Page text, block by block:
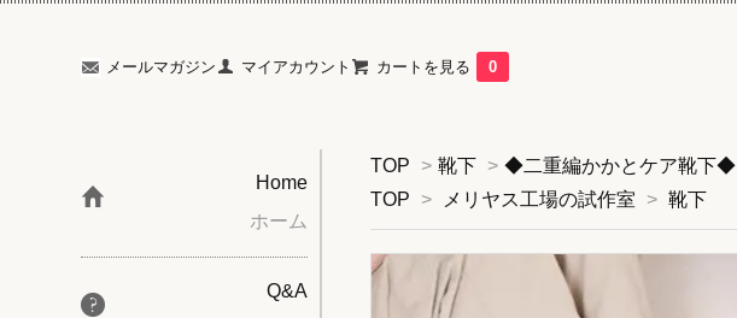
メールマガジン マイアカウント カートを見る 0
TOP > 靴下 > ◆二重編かかとケア靴下◆
TOP
> メリヤス工場の試作室 > 靴下
Home
ホーム
Q&A